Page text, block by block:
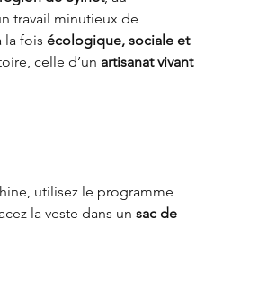
travail minutieux de
la fois écologique, sociale et
celle d’un artisanat vivant
utilisez le programme
la veste dans un sac de